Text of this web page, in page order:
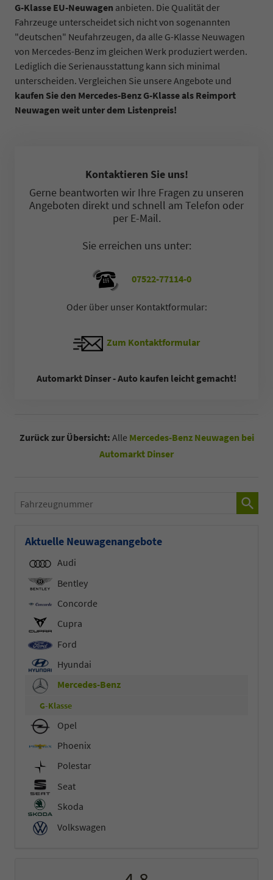
G-Klasse EU-Neuwagen anbieten. Die Qualität der
Fahrzeuge unterscheidet sich nicht von sogenannten
"deutschen" Neufahrzeugen, da alle G-Klasse Neuwagen
von Mercedes-Benz im gleichen Werk produziert werden.
Lediglich die Serienausstattung kann sich minimal
unterscheiden. Vergleichen Sie unsere Angebote und
kaufen Sie den Mercedes-Benz G-Klasse als Reimport
Neuwagen weit unter dem Listenpreis!
Kontaktieren Sie uns!
Gerne beantworten wir Ihre Fragen zu unseren
Angeboten direkt und schnell am Telefon oder
per E-Mail.
Sie erreichen uns unter:
07522-77114-0
Oder über unser Kontaktformular:
Zum Kontaktformular
Automarkt Dinser - Auto kaufen leicht gemacht!
Zurück zur Übersicht: Alle Mercedes-Benz Neuwagen bei
Automarkt Dinser
Fahrzeugnummer
Aktuelle Neuwagenangebote
Audi
Bentley
Concorde
Cupra
Ford
Hyundai
Mercedes-Benz
G-Klasse
Opel
Phoenix
Polestar
Seat
Skoda
Volkswagen